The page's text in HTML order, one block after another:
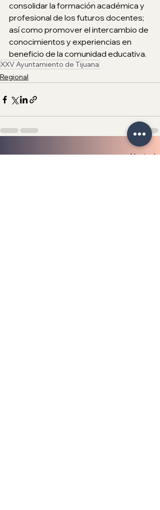
consolidar la formación académica y
profesional de los futuros docentes;
así como promover el intercambio de
conocimientos y experiencias en
beneficio de la comunidad educativa.
XXV Ayuntamiento de Tijuana
Regional
Entradas recientes Ver todo